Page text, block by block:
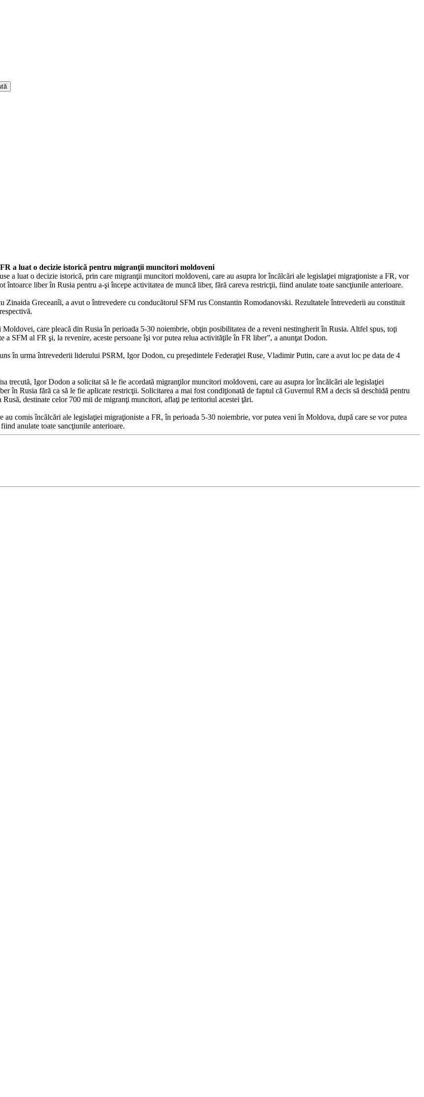
a luat o decizie istorică pentru migranţii muncitori moldoveni
a luat o decizie istorică, prin care migranţii muncitori moldoveni, care au asupra lor încălcări ale legislaţiei migraţioniste a FR, vor
liber în Rusia pentru a-şi începe activitatea de muncă liber, fără careva restricţii, fiind anulate toate sancţiunile anterioare.
Greceanîi, a avut o întrevedere cu conducătorul SFM rus Constantin Romodanovski. Rezultatele întrevederii au constituit
care pleacă din Rusia în perioada 5-30 noiembrie, obţin posibilitatea de a reveni nestingherit în Rusia. Altfel spus, toţi
a SFM al FR şi, la revenire, aceste persoane îşi vor putea relua activităţile în FR liber”, a anunţat Dodon.
în urma întrevederii liderului PSRM, Igor Dodon, cu preşedintele Federaţiei Ruse, Vladimir Putin, care a avut loc pe data de 4
trecută, Igor Dodon a solicitat să le fie acordată migranţilor muncitori moldoveni, care au asupra lor încălcări ale legislaţiei
în Rusia fără ca să le fie aplicate restricţii. Solicitarea a mai fost condiţionată de faptul că Guvernul RM a decis să deschidă pentru
destinate celor 700 mii de migranţi muncitori, aflaţi pe teritoriul acestei ţări.
comis încălcări ale legislaţiei migraţioniste a FR, în perioada 5-30 noiembrie, vor putea veni în Moldova, după care se vor putea
anulate toate sancţiunile anterioare.